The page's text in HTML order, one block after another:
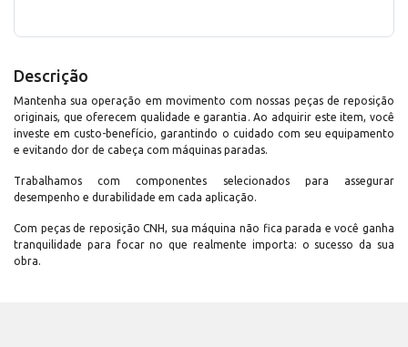
Descrição
Mantenha sua operação em movimento com nossas peças de reposição
originais, que oferecem qualidade e garantia. Ao adquirir este item, você
investe em custo-benefício, garantindo o cuidado com seu equipamento
e evitando dor de cabeça com máquinas paradas.
Trabalhamos com componentes selecionados para assegurar
desempenho e durabilidade em cada aplicação.
Com peças de reposição CNH, sua máquina não fica parada e você ganha
tranquilidade para focar no que realmente importa: o sucesso da sua
obra.